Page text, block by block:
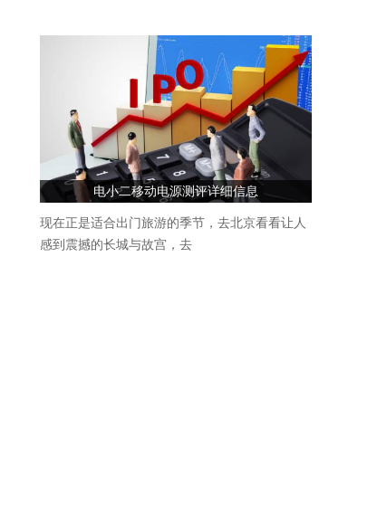
电小二移动电源测评详细信息
现在正是适合出门旅游的季节，去北京看看让人
感到震撼的长城与故宫，去